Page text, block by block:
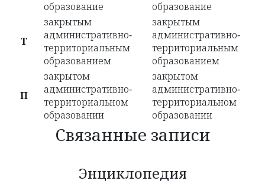
образование
образование
Т
закрытым
административно-
территориальным
образованием
закрытым
административно-
территориальным
образованием
П
закрытом
административно-
территориальном
образовании
закрытом
административно-
территориальном
образовании
Связанные записи
Энциклопедия